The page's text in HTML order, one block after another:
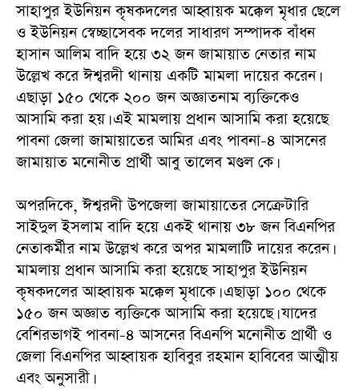
‎সাহাপুর ইউনিয়ন কৃষকদলের আহ্বায়ক মক্কেল মৃধার ছেলে
ও ইউনিয়ন স্বেচ্ছাসেবক দলের সাধারণ সম্পাদক বাঁধন
হাসান আলিম বাদি হয়ে ৩২ জন জামায়াত নেতার নাম
উল্লেখ করে ঈশ্বরদী থানায় একটি মামলা দায়ের করেন।
এছাড়া ১৫০ থেকে ২০০ জন অজ্ঞাতনাম ব্যক্তিকেও
আসামি করা হয়। এই মামলায় প্রধান আসামি করা হয়েছে
পাবনা জেলা জামায়াতের আমির এবং পাবনা-৪ আসনের
জামায়াত মনোনীত প্রার্থী আবু তালেব মণ্ডল কে।
‎অপরদিকে, ঈশ্বরদী উপজেলা জামায়াতের সেক্রেটারি
সাইদুল ইসলাম বাদি হয়ে একই থানায় ৩৮ জন বিএনপির
নেতাকর্মীর নাম উল্লেখ করে অপর মামলাটি দায়ের করেন।
মামলায় প্রধান আসামি করা হয়েছে সাহাপুর ইউনিয়ন
কৃষকদলের আহ্বায়ক মক্কেল মৃধাকে। এছাড়া ১০০ থেকে
১৫০ জন অজ্ঞাত ব্যক্তিকে আসামি করা হয়েছে। যাদের
বেশিরভাগই পাবনা-৪ আসনের বিএনপি মনোনীত প্রার্থী ও
জেলা বিএনপির আহ্বায়ক হাবিবুর রহমান হাবিবের আত্মীয়
এবং অনুসারী।